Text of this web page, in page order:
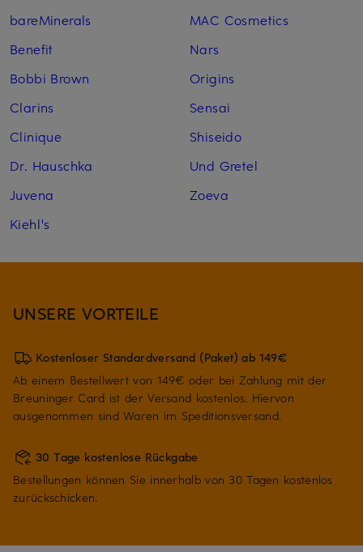
bareMinerals
Benefit
Bobbi Brown
Clarins
Clinique
Dr. Hauschka
Juvena
Kiehl's
MAC Cosmetics
Nars
Origins
Sensai
Shiseido
Und Gretel
Zoeva
UNSERE VORTEILE
Kostenloser Standardversand (Paket) ab 149€
Ab einem Bestellwert von 149€ oder bei Zahlung mit der
Breuninger Card ist der Versand kostenlos. Hiervon
ausgenommen sind Waren im Speditionsversand.
30 Tage kostenlose Rückgabe
Bestellungen können Sie innerhalb von 30 Tagen kostenlos
zurückschicken.